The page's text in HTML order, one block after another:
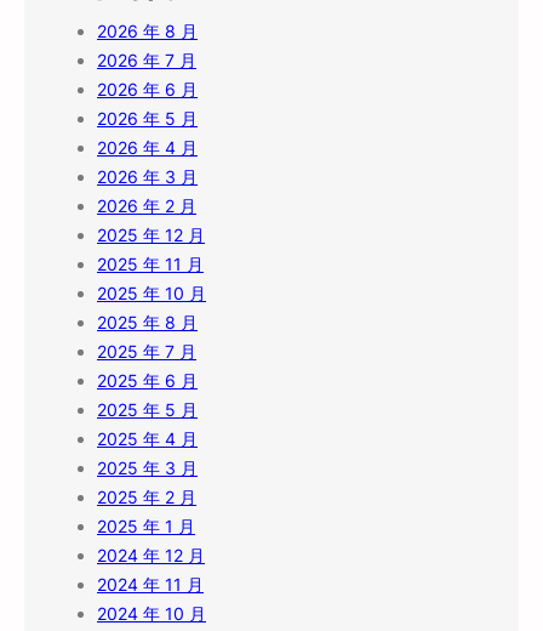
2026 年 8 月
2026 年 7 月
2026 年 6 月
2026 年 5 月
2026 年 4 月
2026 年 3 月
2026 年 2 月
2025 年 12 月
2025 年 11 月
2025 年 10 月
2025 年 8 月
2025 年 7 月
2025 年 6 月
2025 年 5 月
2025 年 4 月
2025 年 3 月
2025 年 2 月
2025 年 1 月
2024 年 12 月
2024 年 11 月
2024 年 10 月